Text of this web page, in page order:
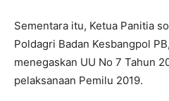
Sementara itu, Ketua Panitia
Poldagri Badan Kesbangpol
menegaskan UU No 7 Tahun
pelaksanaan Pemilu 2019.